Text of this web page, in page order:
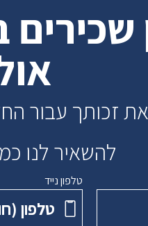
זכותך עבור
להשאיר לנו
טלפון נייד
טלפון